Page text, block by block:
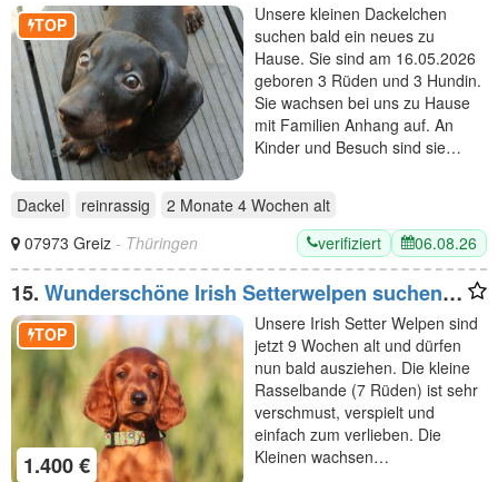
TOP
Unsere kleinen Dackelchen
suchen bald ein neues zu
Hause. Sie sind am 16.05.2026
geboren 3 Rüden und 3 Hundin.
Sie wachsen bei uns zu Hause
mit Familien Anhang auf. An
Kinder und Besuch sind sie…
Dackel reinrassig 2 Monate 4 Wochen alt
07973 Greiz - Thüringen verifiziert 06.08.26
15. Wunderschöne Irish Setterwelpen suchen
liebevolle Plätze
1.400 €
TOP
Unsere Irish Setter Welpen sind
jetzt 9 Wochen alt und dürfen
nun bald ausziehen. Die kleine
Rasselbande (7 Rüden) ist sehr
verschmust, verspielt und
einfach zum verlieben. Die
Kleinen wachsen…